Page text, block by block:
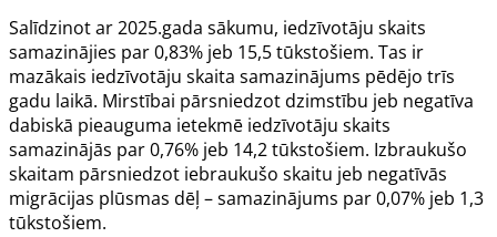
Salīdzinot ar 2025.gada sākumu, iedzīvotāju skaits
samazinājies par 0,83% jeb 15,5 tūkstošiem. Tas ir
mazākais iedzīvotāju skaita samazinājums pēdējo trīs
gadu laikā. Mirstībai pārsniedzot dzimstību jeb negatīva
dabiskā pieauguma ietekmē iedzīvotāju skaits
samazinājās par 0,76% jeb 14,2 tūkstošiem. Izbraukušo
skaitam pārsniedzot iebraukušo skaitu jeb negatīvās
migrācijas plūsmas dēļ – samazinājums par 0,07% jeb 1,3
tūkstošiem.